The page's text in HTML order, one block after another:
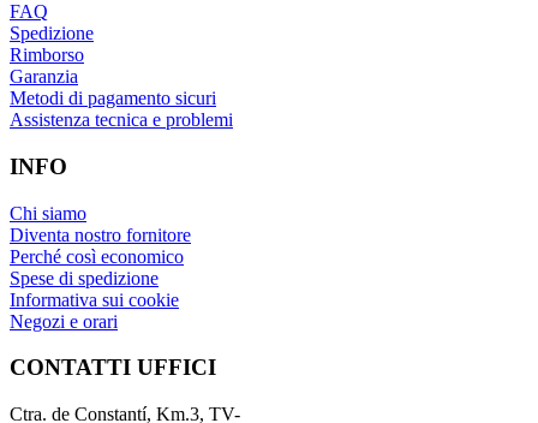
FAQ
Spedizione
Rimborso
Garanzia
Metodi di pagamento sicuri
Assistenza tecnica e problemi
INFO
Chi siamo
Diventa nostro fornitore
Perché così economico
Spese di spedizione
Informativa sui cookie
Negozi e orari
CONTATTI UFFICI
Ctra. de Constantí, Km.3, TV-